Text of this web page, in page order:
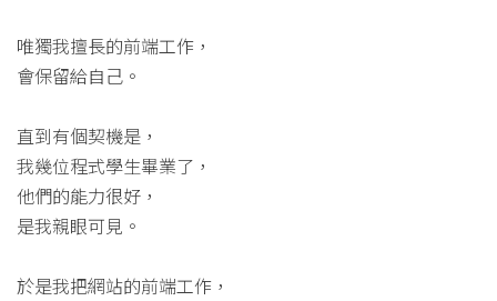
唯獨我擅長的前端工作，
會保留給自己。
直到有個契機是，
我幾位程式學生畢業了，
他們的能力很好，
是我親眼可見。
於是我把網站的前端工作，